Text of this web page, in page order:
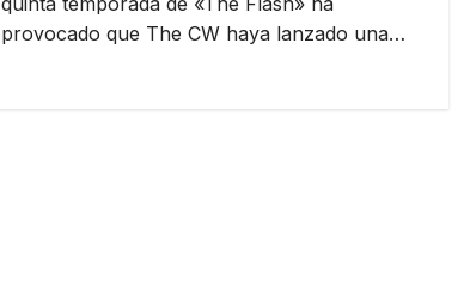
provocado que The CW haya lanzado una…